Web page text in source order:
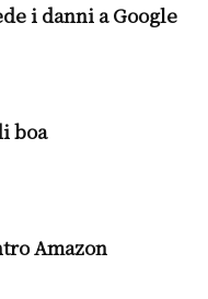
i danni a Google
boa
Amazon